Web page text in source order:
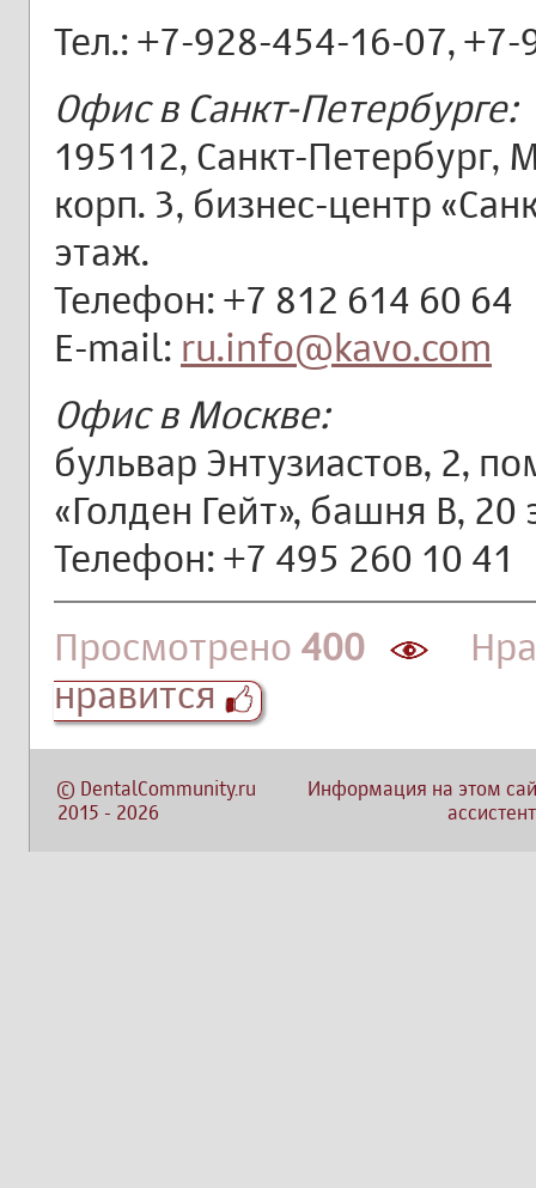
Тел.: +7-928-454-16-07,
Офис в Санкт-Петербурге:
195112, Санкт-Петербург,
корп. 3, бизнес-центр
этаж.
Телефон: +7 812 614 60 64
E-mail: ru.info@kavo.com
Офис в Москве:
бульвар Энтузиастов, 2,
«Голден Гейт», башня B, 20
Телефон: +7 495 260 10 41
Просмотрено 400
нравится
© DentalCommunity.ru
2015 - 2026
Информация на этом